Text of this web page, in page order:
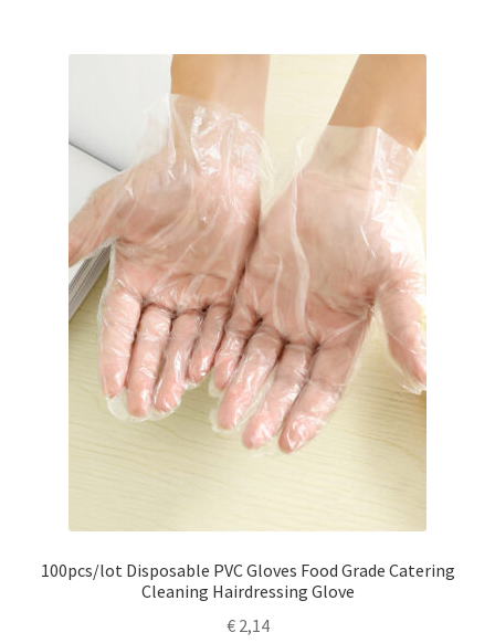
100pcs/lot Disposable PVC Gloves Food Grade Catering
Cleaning Hairdressing Glove
€2,14